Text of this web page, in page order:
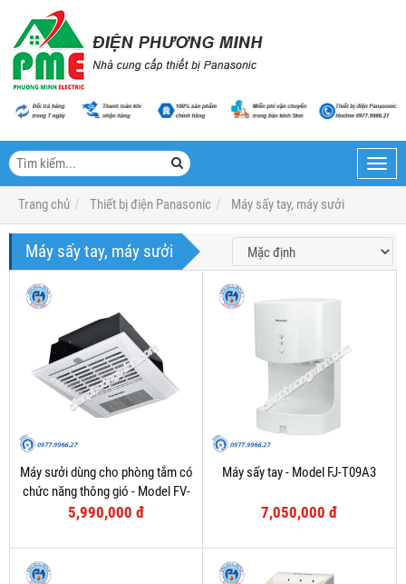
Trang chủ
Thiết bị điện Panasonic Máy sấy tay, máy sưởi
Máy sấy tay, máy sưởi
Máy sưởi dùng cho phòng tắm có
chức năng thông gió - Model FV-
27BV1
5,990,000 đ
Máy sấy tay - Model FJ-T09A3
7,050,000 đ